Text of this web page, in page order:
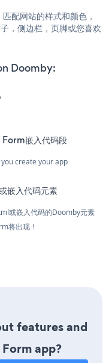
配网站的样式和颜色，
，侧边栏，页脚或您喜欢
Doomby:
嵌入代码段
create your app
嵌入代码元素
或嵌入代码的Doomby元素
将出现！
features and
app?